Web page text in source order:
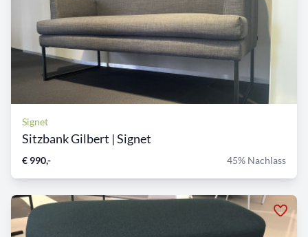
Signet
Sitzbank Gilbert | Signet
€ 990,- 45% Nachlass